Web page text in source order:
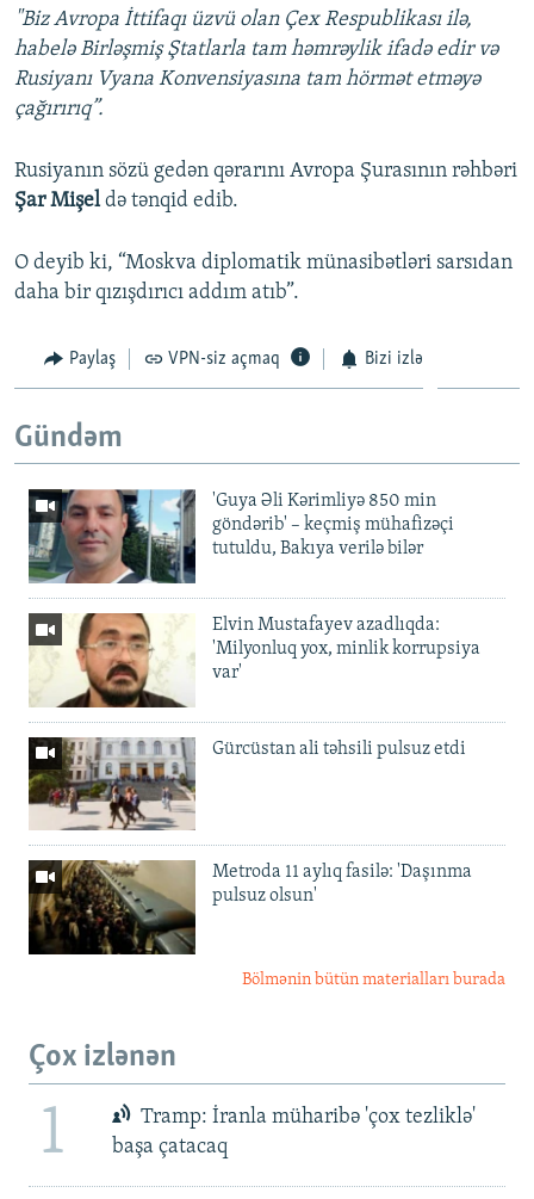
"Biz Avropa İttifaqı üzvü olan Çex Respublikası ilə,
habelə Birləşmiş Ştatlarla tam həmrəylik ifadə edir və
Rusiyanı Vyana Konvensiyasına tam hörmət etməyə
çağırırıq”.
Rusiyanın sözü gedən qərarını Avropa Şurasının rəhbəri
Şar Mişeldə tənqid edib.
O deyib ki, “Moskva diplomatik münasibətləri sarsıdan
daha bir qızışdırıcı addım atıb”.
Paylaş VPN-siz açmaq Bizi izlə
Gündəm
'Guya Əli Kərimliyə 850 min
göndərib' – keçmiş mühafizəçi
tutuldu, Bakıya verilə bilər
Elvin Mustafayev azadlıqda:
'Milyonluq yox, minlik korrupsiya
var'
Gürcüstan ali təhsili pulsuz etdi
Metroda 11 aylıq fasilə: 'Daşınma
pulsuz olsun'
Bölmənin bütün materialları burada
Çox izlənən
1
Tramp: İranla müharibə 'çox tezliklə'
başa çatacaq